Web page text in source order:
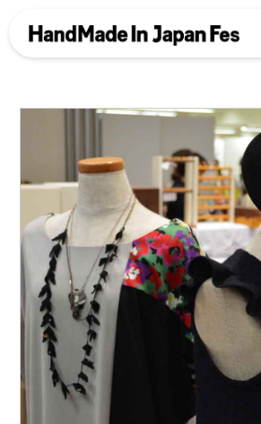
Photo Gallery